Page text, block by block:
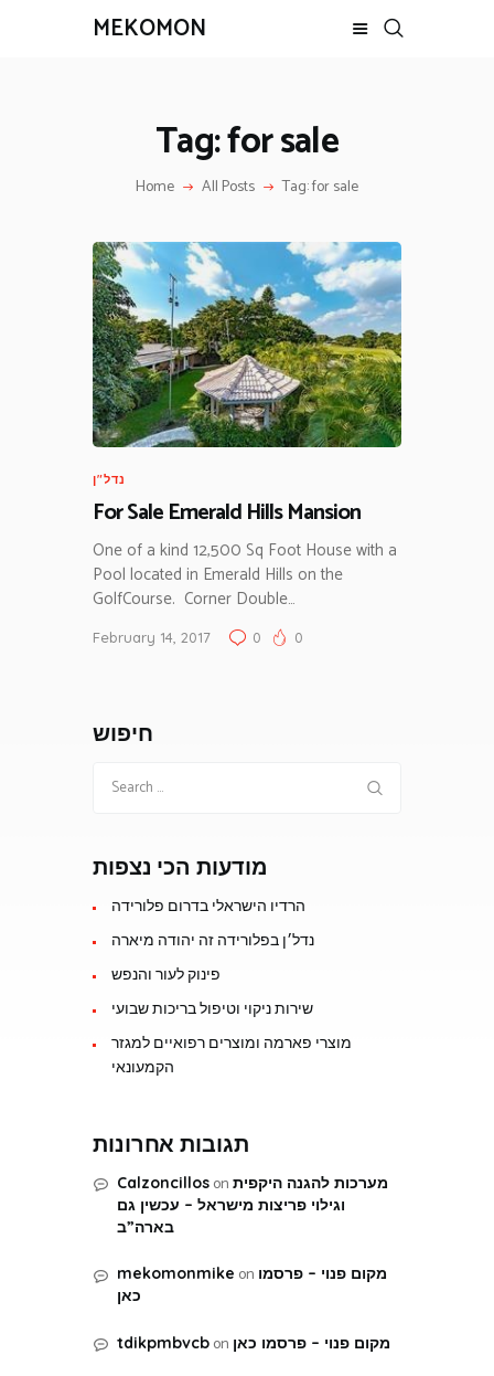
MEKOMON
Tag: for sale
Home All Posts Tag: for sale
מקומון בית
צרו קשר
נדל"ן
For Sale Emerald Hills Mansion
One of a kind 12,500 Sq Foot House with a
Pool located in Emerald Hills on the
GolfCourse. Corner Double…
February 14, 2017 0 0
חיפוש
מודעות הכי נצפות
הרדיו הישראלי בדרום פלורידה
נדל׳ן בפלורידה זה יהודה מיארה
פינוק לעור והנפש
שירות ניקוי וטיפול בריכות שבועי
מוצרי פארמה ומוצרים רפואיים למגזר
הקמעונאי
תגובות אחרונות
Calzoncilloson מערכות להגנה היקפית
וגילוי פריצות מישראל – עכשין גם
בארה”ב
mekomonmike on מקום פנוי – פרסמו
כאן
tdikpmbvcbon מקום פנוי – פרסמו כאן